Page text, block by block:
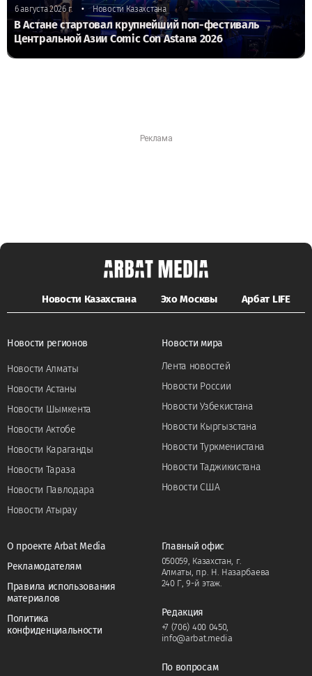
6 августа 2026 г. • Новости Казахстана
В Астане стартовал крупнейший поп-фестиваль
Центральной Азии Comic Con Astana 2026
Новости Казахстана Эхо Москвы Арбат LIFE
Новости регионов
Новости Алматы
Новости Астаны
Новости Шымкента
Новости Актобе
Новости Караганды
Новости Тараза
Новости Павлодара
Новости Атырау
Новости мира
Лента новостей
Новости России
Новости Узбекистана
Новости Кыргызстана
Новости Туркменистана
Новости Таджикистана
Новости США
О проекте Arbat Media
Рекламодателям
Правила использования
материалов
Политика
конфиденциальности
Главный офис
050059, Казахстан, г.
Алматы, пр. Н. Назарбаева
240 Г, 9-й этаж.
Редакция
+7 (706) 400 0450,
info@arbat.media
По вопросам